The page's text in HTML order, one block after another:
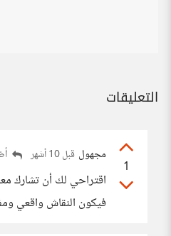
التعليقات
1
مجهول قبل 10 أشهر
اقتراحي لك أن تشارك
فيكون النقاش واقعي